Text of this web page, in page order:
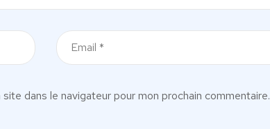
dans le navigateur pour mon prochain commentaire.